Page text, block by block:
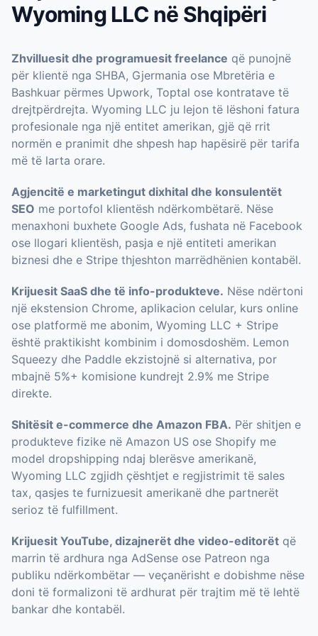
Wyoming LLC në Shqipëri
Zhvilluesit dhe programuesit freelance që punojnë
për klientë nga SHBA, Gjermania ose Mbretëria e
Bashkuar përmes Upwork, Toptal ose kontratave të
drejtpërdrejta. Wyoming LLC ju lejon të lëshoni fatura
profesionale nga një entitet amerikan, gjë që rrit
normën e pranimit dhe shpesh hap hapësirë për tarifa
më të larta orare.
Agjencitë e marketingut dixhital dhe konsulentët
SEO me portofol klientësh ndërkombëtarë. Nëse
menaxhoni buxhete Google Ads, fushata në Facebook
ose llogari klientësh, pasja e një entiteti amerikan
biznesi dhe e Stripe thjeshton marrëdhënien kontabël.
Krijuesit SaaS dhe të info-produkteve. Nëse ndërtoni
një ekstension Chrome, aplikacion celular, kurs online
ose platformë me abonim, Wyoming LLC + Stripe
është praktikisht kombinim i domosdoshëm. Lemon
Squeezy dhe Paddle ekzistojnë si alternativa, por
mbajnë 5%+ komisione kundrejt 2.9% me Stripe
direkte.
Shitësit e-commerce dhe Amazon FBA. Për shitjen e
produkteve fizike në Amazon US ose Shopify me
model dropshipping ndaj blerësve amerikanë,
Wyoming LLC zgjidh çështjet e regjistrimit të sales
tax, qasjes te furnizuesit amerikanë dhe partnerët
serioz të fulfillment.
Krijuesit YouTube, dizajnerët dhe video-editorët që
marrin të ardhura nga AdSense ose Patreon nga
publiku ndërkombëtar — veçanërisht e dobishme nëse
doni të formalizoni të ardhurat për trajtim më të lehtë
bankar dhe kontabël.